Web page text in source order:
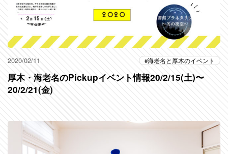
2020/02/11 海老名と厚木のイベント
厚木・海老名のPickupイベント情報20/2/15(土)〜
20/2/21(金)